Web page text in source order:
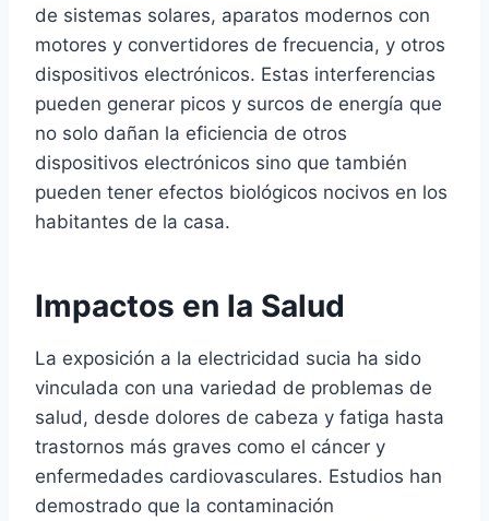
de sistemas solares, aparatos modernos con
motores y convertidores de frecuencia, y otros
dispositivos electrónicos. Estas interferencias
pueden generar picos y surcos de energía que
no solo dañan la eficiencia de otros
dispositivos electrónicos sino que también
pueden tener efectos biológicos nocivos en los
habitantes de la casa.
Impactos en la Salud
La exposición a la electricidad sucia ha sido
vinculada con una variedad de problemas de
salud, desde dolores de cabeza y fatiga hasta
trastornos más graves como el cáncer y
enfermedades cardiovasculares. Estudios han
demostrado que la contaminación